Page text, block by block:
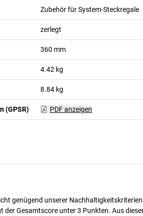
Zubehör für System-Steckregale
zerlegt
360 mm
4.42 kg
8.84 kg
(GPSR) PDF anzeigen
genügend unserer
der Gesamtscore unter 3 Punkten. Aus